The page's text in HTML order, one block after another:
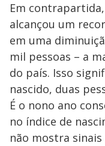
Em
alcançou um
em uma
mil pessoas – a
do país. Isso
nascido, duas
É o nono ano
no índice de
não mostra